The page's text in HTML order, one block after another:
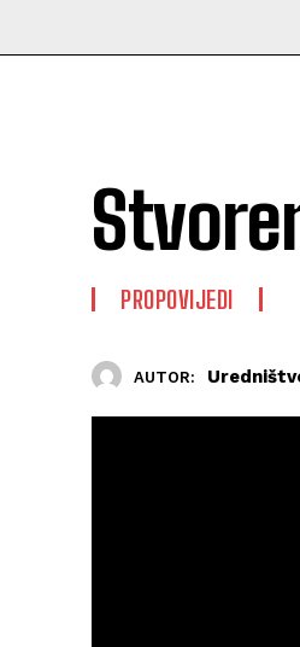
PROPOVIJEDI
AUTOR: